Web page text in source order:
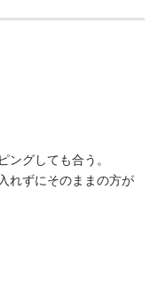
ングしても合う。
れずにそのままの方が